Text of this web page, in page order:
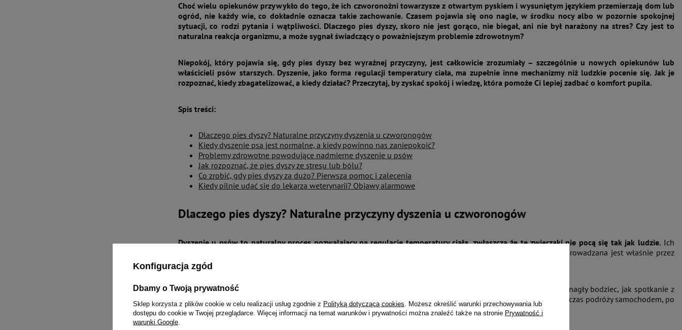
Choć wielu opiekunów przywykło do tego, że ich czworonożni towarzysze z otwartym pyskiem i wysuniętym językiem przemierzają dom lub
ogród, nie każdy wie, co dokładnie oznacza takie zachowanie. Czasem pojawia się ono nagle, w środku nocy albo w pozornie spokojnej
sytuacji, co rodzi pytania i wątpliwości. Dlaczego pies dyszy, skoro nie jest gorąco, nie biegał, ani nie był narażony na stres? Czy jest to
naturalna reakcja organizmu, a może sygnał świadczący o poważniejszym problemie zdrowotnym?
Niepokój, który pojawia się, gdy pies dyszy bez wyraźnej przyczyny, jest całkowicie zrozumiały – szczególnie u nowych opiekunów lub
właścicieli psów starszych. Dyszenie, jako forma regulacji temperatury ciała, ma zupełnie inne mechanizmy niż ludzkie pocenie się. Jak je
rozpoznać, kiedy zbagatelizować, a kiedy działać? Przeczytaj, by zyskać spokój i wiedzę, która pomoże Ci lepiej zadbać o komfort pupila.
Spis treści:
Dlaczego pies dyszy? Naturalne przyczyny dyszenia u czworonogów
Kiedy dyszenie psa jest normalne, a kiedy powinno nas zaniepokoić?
Problemy zdrowotne powodujące nadmierne dyszenie u psów
Jak rozpoznać, że pies dyszy ze stresu lub bólu?
Co zrobić, gdy pies dyszy za dużo? Pierwsza pomoc i zalecenia
Kiedy pilnie udać się do lekarza weterynarii? Objawy alarmowe
Dlaczego pies dyszy? Naturalne przyczyny dyszenia u czworonogów
Dyszenie u psów to naturalny proces pozwalający na regulację temperatury ciała, zwłaszcza że te zwierzaki nie pocą się tak jak ludzie. Ich
gruczoły potowe występują jedynie w obrębie opuszek łap, dlatego większość ciepła, a przy okazji wody, odprowadzana jest właśnie przez
intensywny oddech z otwartym pyskiem. W ten sposób organizm chroni się przed przegrzaniem.
Warto zauważyć, że pies dyszy nie tylko w sytuacjach wysiłku fizycznego. Podniecenie, ekscytacja, stres, a także nagły bodziec, jak spotkanie z
innym zwierzęciem, również mogą wywołać wzmożoną wentylację. Zdarza się, że pupil intensywnie oddycha podczas podróży samochodem, po
spacerze w ciepłe dni lub po intensywnej zabawie.
Konfiguracja zgód
Dbamy o Twoją prywatność
Sklep korzysta z plików cookie w celu realizacji usług zgodnie z Polityką dotyczącą cookies . Możesz określić warunki przechowywania lub
dostępu do cookie w Twojej przeglądarce. Więcej informacji na temat warunków i prywatności można znaleźć także na stronie Prywatność i
warunki Google